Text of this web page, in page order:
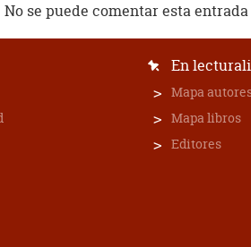
No se puede comentar esta entrada
En
Mapa
Mapa libros
Editores